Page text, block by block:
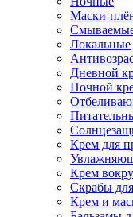
Маски-
Локальные
Дневной
Ночной
Крем для
Крем
Скрабы
Крем и